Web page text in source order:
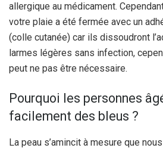
allergique au médicament.
votre plaie a été fermée avec un
(colle cutanée) car ils dissoudront
larmes légères sans infection,
peut ne pas être nécessaire.
Pourquoi les personnes
facilement des bleus ?
La peau s’amincit à mesure que